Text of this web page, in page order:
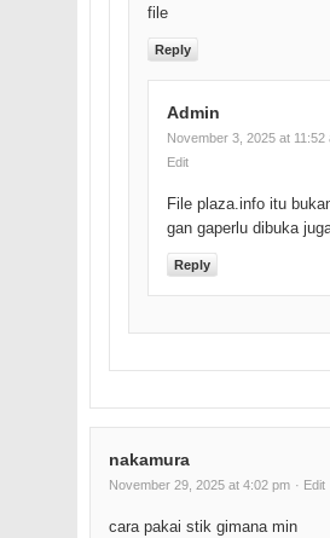
file
Reply
Admin
November 3, 2025 at 11:52
Edit
File plaza.info itu
gan gaperlu dibuka
Reply
nakamura
November 29, 2025 at 4:02 pm · Edit
cara pakai stik gimana min